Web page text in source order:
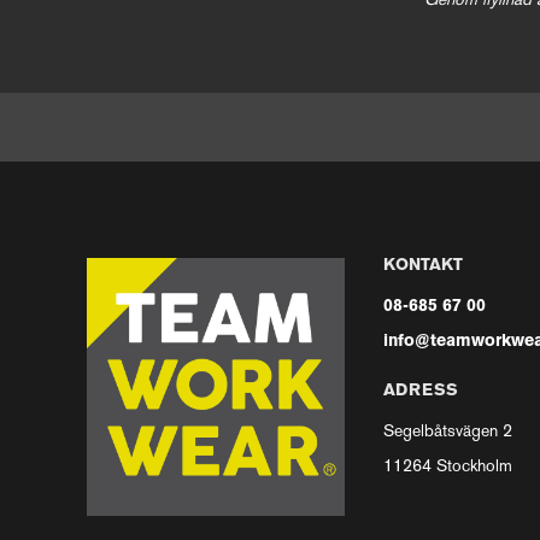
KONTAKT
08-685 67 00
ADRESS
Segelbåtsvägen 2
11264 Stockholm